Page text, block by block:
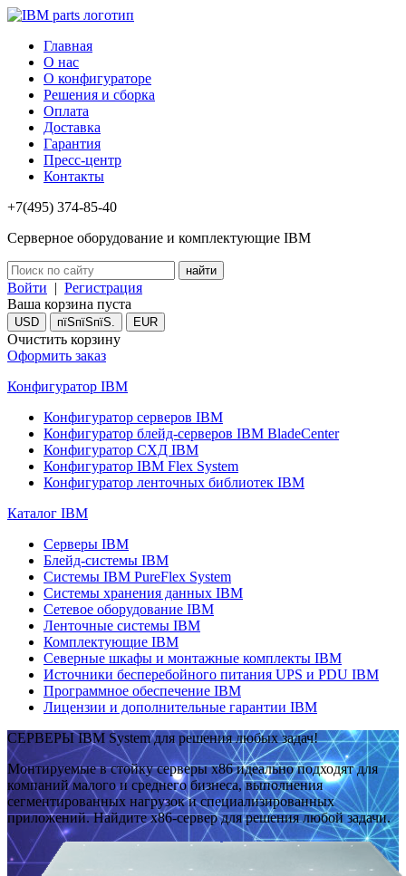
Главная
О нас
О конфигураторе
Решения и сборка
Оплата
Доставка
Гарантия
Пресс-центр
Контакты
+7(495) 374-85-40
Серверное оборудование и комплектующие IBM
Войти | Регистрация
Ваша корзина пуста
USD пїЅпїЅпїЅ. EUR
Очистить корзину
Оформить заказ
Конфигуратор IBM
Конфигуратор серверов IBM
Конфигуратор блейд-серверов IBM BladeCenter
Конфигуратор СХД IBM
Конфигуратор IBM Flex System
Конфигуратор ленточных библиотек IBM
Каталог IBM
Серверы IBM
Блейд-системы IBM
Системы IBM PureFlex System
Системы хранения данных IBM
Сетевое оборудование IBM
Ленточные системы IBM
Комплектующие IBM
Северные шкафы и монтажные комплекты IBM
Источники бесперебойного питания UPS и PDU IBM
Программное обеспечение IBM
Лицензии и дополнительные гарантии IBM
СЕРВЕРЫ IBM System для решения любых задач!
Монтируемые в стойку серверы x86 идеально подходят для
компаний малого и среднего бизнеса, выполнения
сегментированных нагрузок и специализированных
приложений. Найдите x86-сервер для решения любой задачи.